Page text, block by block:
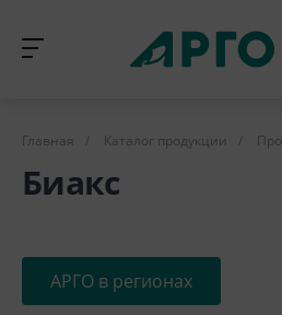
Главная / Каталог продукции /
Биакс
АРГО в регионах